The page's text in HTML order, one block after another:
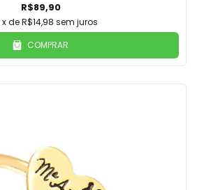
R$89,90
x deR$14,98 sem juros
COMPRAR